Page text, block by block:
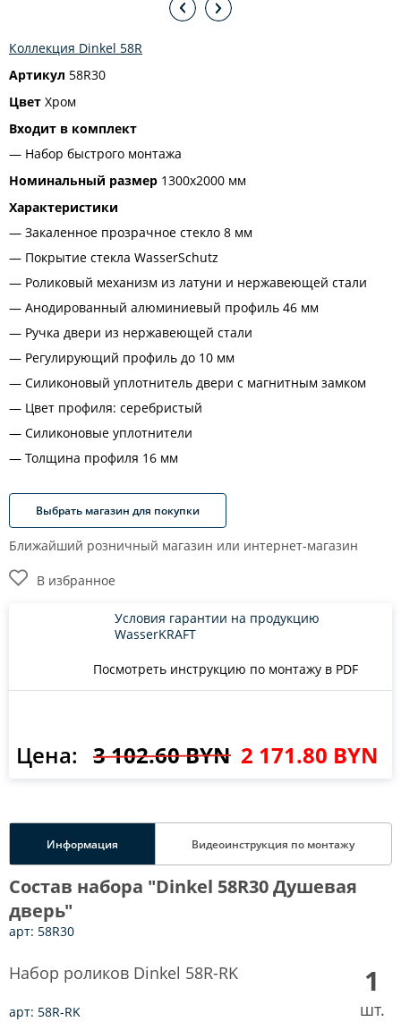
Коллекция Dinkel 58R
Артикул 58R30
Цвет Хром
Входит в комплект
Набор быстрого монтажа
Номинальный размер 1300x2000 мм
Характеристики
Закаленное прозрачное стекло 8 мм
Покрытие стекла WasserSchutz
Роликовый механизм из латуни и нержавеющей стали
Анодированный алюминиевый профиль 46 мм
Ручка двери из нержавеющей стали
Регулирующий профиль до 10 мм
Силиконовый уплотнитель двери с магнитным замком
Цвет профиля: серебристый
Силиконовые уплотнители
Толщина профиля 16 мм
Выбрать магазин для покупки
Ближайший розничный магазин или интернет-магазин
В избранное
Посмотреть инструкцию по монтажу в PDF
Условия гарантии на продукцию
WasserKRAFT
Цена: 3 102.60 BYN 2 171.80 BYN
Информация Видеоинструкция по монтажу
Состав набора "Dinkel 58R30 Душевая
дверь"
арт: 58R30
Набор роликов Dinkel 58R-RK
арт: 58R-RK
1
шт.